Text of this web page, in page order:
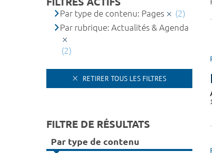
Par type de contenu: Pages
(2)
Par rubrique: Actualités & Agenda
(2)
RETIRER TOUS LES FILTRES
FILTRE DE RÉSULTATS
Par type de contenu